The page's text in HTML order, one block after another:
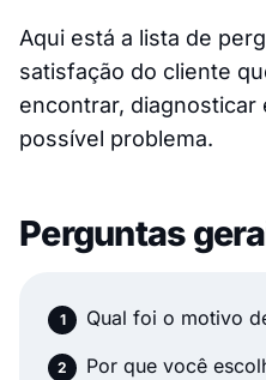
Aqui está a lista de
satisfação do cliente
encontrar, diagnosticar
possível problema.
Perguntas
Qual foi o motivo
Por que você